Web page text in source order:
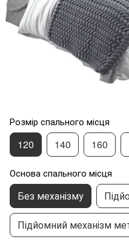
Розмір спального місця
120 140 160
Основа спального місця
Без механізму
Підйомний механізм